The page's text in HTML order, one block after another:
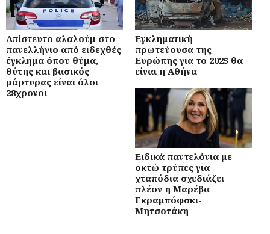
Απίστευτο αλαλούμ στο
πανελλήνιο από ειδεχθές
έγκλημα όπου θύμα,
θύτης και βασικός
μάρτυρας είναι όλοι
28χρονοι
Εγκληματική
πρωτεύουσα της
Ευρώπης για το 2025 θα
είναι η Αθήνα
Ειδικά παντελόνια με
οκτώ τρύπες για
χταπόδια σχεδιάζει
πλέον η Μαρέβα
Γκραμπόφσκι-
Μητσοτάκη